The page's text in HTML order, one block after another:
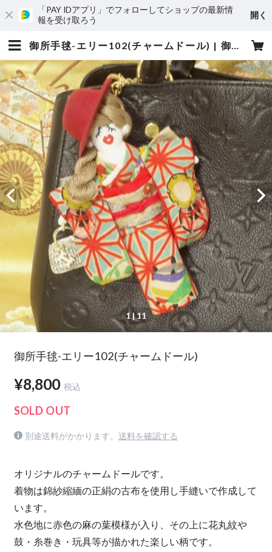
「PAY IDアプリ」でフォローしてショップの最新情
報を受け取ろう
開く
御所手毬-エリー102(チャームドール) | 御所手毬
1| 11
御所手毬-エリー102(チャームドール)
¥8,800 税込
SOLD OUT
別途送料がかかります。 送料を確認する
オリジナルのチャームドールです。
着物は錦紗縮緬の正絹の古布を使用し手縫いで作成して
います。
水色地に赤色の麻の葉模様が入り、その上に花丸紋や
鼓・糸巻き・玩具等が描かれた楽しい柄です。